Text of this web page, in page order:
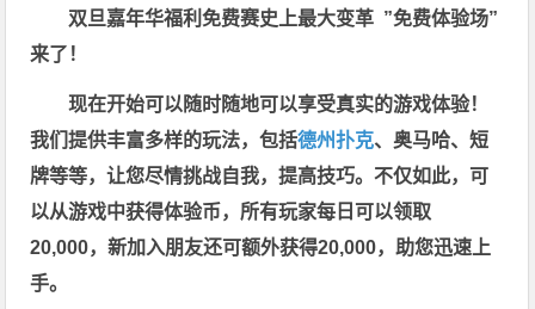
双旦嘉年华福利免费赛史上最大变革 ”免费体验场”
来了！
现在开始可以随时随地可以享受真实的游戏体验！
我们提供丰富多样的玩法，包括德州扑克、奥马哈、短
牌等等，让您尽情挑战自我，提高技巧。不仅如此， 可
以从游戏中获得体验币，所有玩家每日可以领取
20,000，新加入朋友还可额外获得20,000，助您迅速上
手。